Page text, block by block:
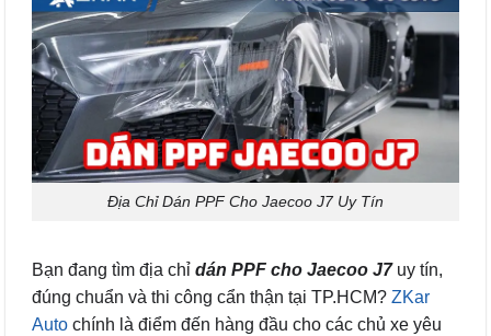
Địa Chỉ Dán PPF Cho Jaecoo J7 Uy Tín
Bạn đang tìm địa chỉ dán PPF cho Jaecoo J7uy tín,
đúng chuẩn và thi công cẩn thận tại TP.HCM? ZKar
Auto chính là điểm đến hàng đầu cho các chủ xe yêu